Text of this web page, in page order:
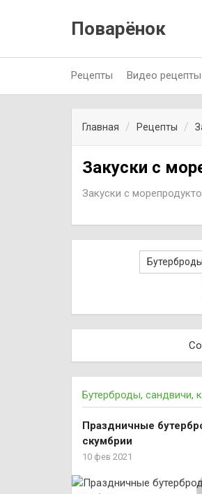
Поварёнок
Рецепты Видео рецепты
Главная Рецепты
Закуски с
Закуски с
Бутерброды, сандвичи,
Праздничные
скумбрии
10 фев 2021